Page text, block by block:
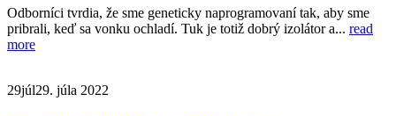
Odborníci tvrdia, že sme geneticky naprogramovaní tak, aby sme
pribrali, keď sa vonku ochladí. Tuk je totiž dobrý izolátor a... read
more
29júl29. júla 2022